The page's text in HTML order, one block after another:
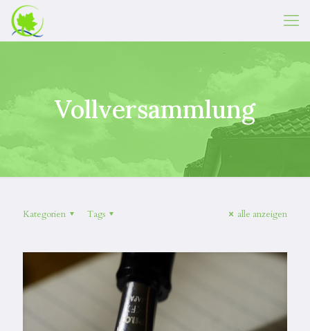
Vollversammlung
Kategorien Tags alle anzeigen